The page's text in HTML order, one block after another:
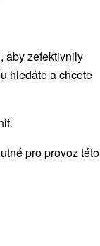
aby zefektivnily
hledáte a chcete
pro provoz této